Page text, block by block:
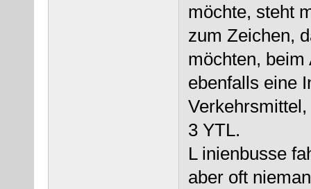
möchte, steht
zum Zeichen,
möchten,
ebenfalls eine
3 YTL.
L inienbusse
aber oft